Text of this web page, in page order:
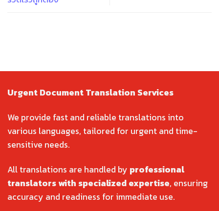
Urgent Document Translation Services
We provide fast and reliable translations into
various languages, tailored for urgent and time-
sensitive needs.
All translations are handled by professional
translators with specialized expertise, ensuring
accuracy and readiness for immediate use.